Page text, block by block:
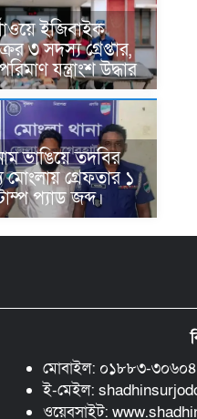
ইজিবাইক
৩ সদস্য গ্রেপ্তার,
যন্ত্রাংশ উদ্ধার
নাম ভাঙিয়ে তদবির
মোংলায় গ্রেফতার ১
প্যাড জব্দ।
মোবাইল: ০১৮৮৩-
ই-মেইল:
ওয়েবসাইট: